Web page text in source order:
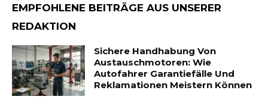
EMPFOHLENE BEITRÄGE AUS UNSERER
REDAKTION
Sichere Handhabung Von
Austauschmotoren: Wie
Autofahrer Garantiefälle Und
Reklamationen Meistern Können